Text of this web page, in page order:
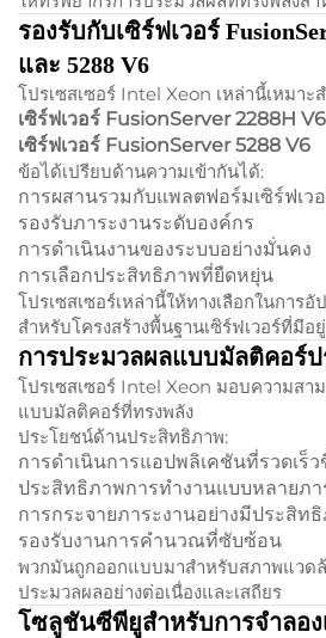
รองรับกับเซิร์ฟเวอร์
และ 5288 V6
โปรเซสเซอร์ Intel Xeon เหล่านี้เหมาะ
เซิร์ฟเวอร์ FusionServer 2288H V6
เซิร์ฟเวอร์ FusionServer 5288 V6
ข้อได้เปรียบด้านความเข้ากันได้:
การผสานรวมกับแพลตฟอร์มเซิร์ฟเว
รองรับภาระงานระดับองค์กร
การดำเนินงานของระบบอย่างมั่นคง
การเลือกประสิทธิภาพที่ยืดหยุ่น
โปรเซสเซอร์เหล่านี้ให้ทางเลือกในการ
สำหรับโครงสร้างพื้นฐานเซิร์ฟเวอร์ที่มีอยู่
การประมวลผลแบบมัลติคอร์
โปรเซสเซอร์ Intel Xeon มอบความสา
แบบมัลติคอร์ที่ทรงพลัง
ประโยชน์ด้านประสิทธิภาพ:
การดำเนินการแอปพลิเคชันที่รวดเร็
ประสิทธิภาพการทำงานแบบหลายภ
การกระจายภาระงานอย่างมีประสิท
รองรับงานการคำนวณที่ซับซ้อน
พวกมันถูกออกแบบมาสำหรับสภาพแวด
ประมวลผลอย่างต่อเนื่องและเสถียร
โซลูชันซีพียูสำหรับการจำลอ